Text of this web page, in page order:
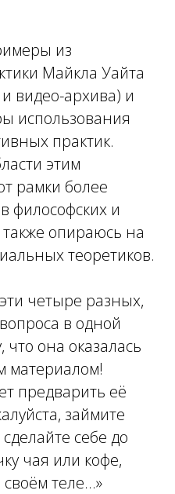
из
Майкла Уайта
видео-архива) и
использования
практик.
этим
рамки более
философских и
опираюсь на
теоретиков.
четыре разных,
в одной
что она оказалась
материалом!
предварить её
займите
себе до
чая или кофе,
теле...»